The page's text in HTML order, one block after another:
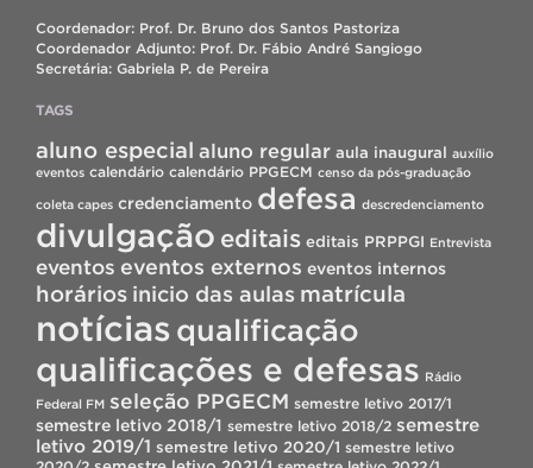
Coordenador: Prof. Dr. Bruno dos Santos Pastoriza
Coordenador Adjunto: Prof. Dr. Fábio André Sangiogo
Secretária: Gabriela P. de Pereira
TAGS
aluno especial aluno regular aula inaugural auxílio
eventos calendário calendário PPGECM censo da pós-graduação
coleta capes credenciamento defesa descredenciamento
divulgação editais editais PRPPGI Entrevista
eventos eventos externos eventos internos
horários inicio das aulas matrícula
notícias qualificação
qualificações e defesas Rádio
Federal FM seleção PPGECM semestre letivo 2017/1
semestre letivo 2018/1 semestre letivo 2018/2 semestre
letivo 2019/1 semestre letivo 2020/1 semestre letivo